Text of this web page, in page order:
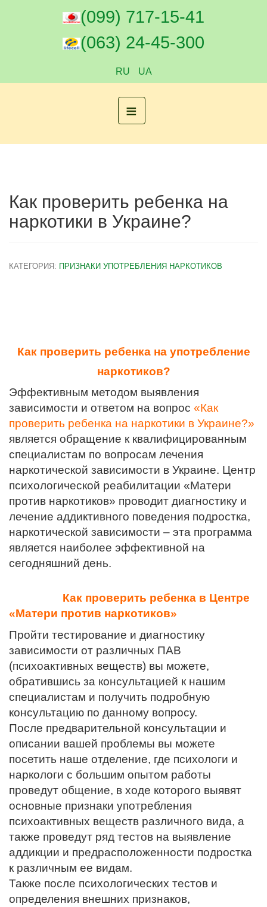
(099) 717-15-41
(063) 24-45-300
RU UA
≡
Как проверить ребенка на
наркотики в Украине?
КАТЕГОРИЯ: ПРИЗНАКИ УПОТРЕБЛЕНИЯ НАРКОТИКОВ
Как проверить ребенка на употребление
наркотиков?
Эффективным методом выявления
зависимости и ответом на вопрос «Как
проверить ребенка на наркотики в Украине?»
является обращение к квалифицированным
специалистам по вопросам лечения
наркотической зависимости в Украине. Центр
психологической реабилитации «Матери
против наркотиков» проводит диагностику и
лечение аддиктивного поведения подростка,
наркотической зависимости – эта программа
является наиболее эффективной на
сегодняшний день.
Как проверить ребенка в Центре
«Матери против наркотиков»
Пройти тестирование и диагностику
зависимости от различных ПАВ
(психоактивных веществ) вы можете,
обратившись за консультацией к нашим
специалистам и получить подробную
консультацию по данному вопросу.
После предварительной консультации и
описании вашей проблемы вы можете
посетить наше отделение, где психологи и
наркологи с большим опытом работы
проведут общение, в ходе которого выявят
основные признаки употребления
психоактивных веществ различного вида, а
также проведут ряд тестов на выявление
аддикции и предрасположенности подростка
к различным ее видам.
Также после психологических тестов и
определения внешних признаков,